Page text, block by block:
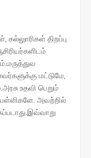
திறப்பு
மட்டுமே,
உதவி பெறும்
அவற்றில்